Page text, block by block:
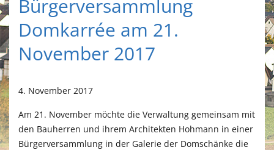
Bürgerversammlung
Domkarrée am 21.
November 2017
4. November 2017
Am 21. November möchte die Verwaltung gemeinsam mit
den Bauherren und ihrem Architekten Hohmann in einer
Bürgerversammlung in der Galerie der Domschänke die